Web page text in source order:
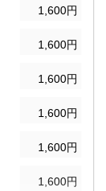
1,600円
1,600円
1,600円
1,600円
1,600円
1,600円